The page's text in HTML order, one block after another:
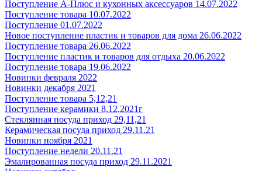
Поступление А-Плюс и кухонных аксессуаров 14.07.2022
Поступление товара 10.07.2022
Поступление 01.07.2022
Новое поступление пластик и товаров для дома 26.06.2022
Поступление товара 26.06.2022
Поступление пластик и товаров для отдыха 20.06.2022
Поступление товара 19.06.2022
Новинки февраля 2022
Новинки декабря 2021
Поступление товара 5,12,21
Поступление керамики 8,12,2021г
Стеклянная посуда приход 29,11,21
Керамическая посуда приход 29.11.21
Новинки ноября 2021
Поступление недели 20.11.21
Эмалированная посуда приход 29.11.2021